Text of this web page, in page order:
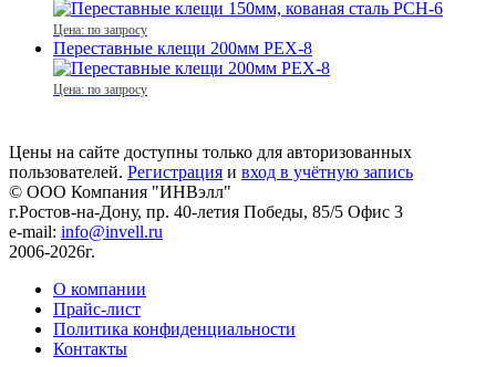
Цена: по запросу
Переставные клещи 200мм PEX-8
Цена: по запросу
Цены на сайте доступны только для авторизованных
пользователей. Регистрация и вход в учётную запись
© ООО Компания "ИНВэлл"
г.Ростов-на-Дону, пр. 40-летия Победы, 85/5 Офис 3
e-mail: info@invell.ru
2006-2026г.
О компании
Прайс-лист
Политика конфиденциальности
Контакты